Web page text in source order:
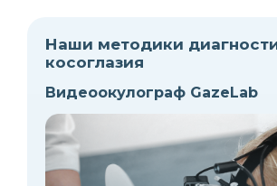
Наши методики
косоглазия
Видеоокулограф GazeLab